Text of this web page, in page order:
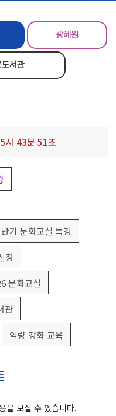
광혜원
서관
시 43분 51초
기 문화교실 특강
청
문화교실
관
역량 강화 교육
을 보실 수 있습니다.